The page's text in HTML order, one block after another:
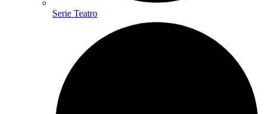
Serie Teatro